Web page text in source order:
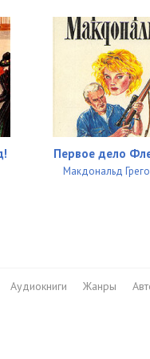
Первое дело
Макдональд
Аудиокниги Жанры